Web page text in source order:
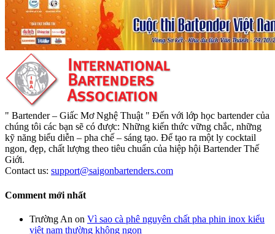
" Bartender – Giấc Mơ Nghệ Thuật " Đến với lớp học bartender của
chúng tôi các bạn sẽ có được: Những kiến thức vững chắc, những
kỹ năng biểu diễn – pha chế – sáng tạo. Để tạo ra một ly cocktail
ngon, đẹp, chất lượng theo tiêu chuẩn của hiệp hội Bartender Thế
Giới.
Contact us: support@saigonbartenders.com
Comment mới nhất
Trường An on Vì sao cà phê nguyên chất pha phin inox kiểu
việt nam thường không ngon